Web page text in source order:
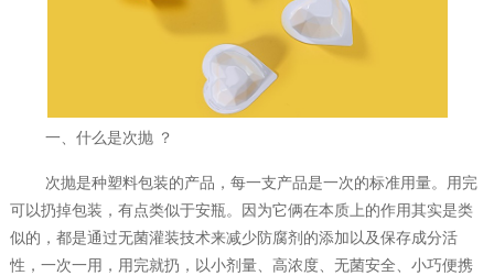
一、什么是次抛 ？
次抛是种塑料包装的产品，每一支产品是一次的标准用量。用完
可以扔掉包装，有点类似于安瓶。因为它俩在本质上的作用其实是类
似的，都是通过无菌灌装技术来减少防腐剂的添加以及保存成分活
性，一次一用，用完就扔，以小剂量、高浓度、无菌安全、小巧便携